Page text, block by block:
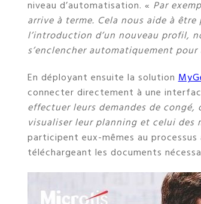
niveau d’automatisation. « Par
arrive à terme. Cela nous aide à
l’introduction d’un nouveau profil,
s’enclencher automatiquement
En déployant ensuite la solution
connecter directement à une
effectuer leurs demandes de
visualiser leur planning et celui des
participent eux-mêmes au
téléchargeant les documents